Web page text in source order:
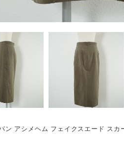
アシメヘム フェイクスエード スカ